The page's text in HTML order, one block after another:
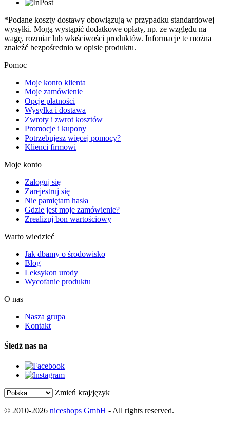
*Podane koszty dostawy obowiązują w przypadku standardowej
wysyłki. Mogą wystąpić dodatkowe opłaty, np. ze względu na
wagę, rozmiar lub właściwości produktów. Informacje te można
znaleźć bezpośrednio w opisie produktu.
Pomoc
Moje konto klienta
Moje zamówienie
Opcje płatności
Wysyłka i dostawa
Zwroty i zwrot kosztów
Promocje i kupony
Potrzebujesz więcej pomocy?
Klienci firmowi
Moje konto
Zaloguj się
Zarejestruj się
Nie pamiętam hasła
Gdzie jest moje zamówienie?
Zrealizuj bon wartościowy
Warto wiedzieć
Jak dbamy o środowisko
Blog
Leksykon urody
Wycofanie produktu
O nas
Nasza grupa
Kontakt
Śledź nas na
Zmień kraj/język
© 2010-2026 niceshops GmbH - All rights reserved.